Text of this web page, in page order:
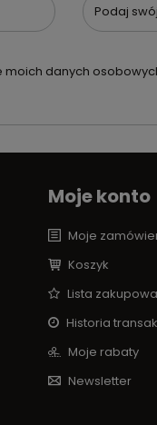
Podaj
danych
Moje konto
Moje
Koszyk
Lista zakupowa
Historia
Moje rabaty
Newsletter